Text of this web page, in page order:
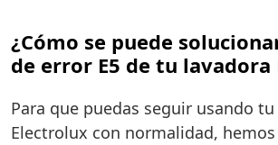
¿Cómo se puede
de error E5 de tu lavadora
Para que puedas seguir usando
Electrolux con normalidad,